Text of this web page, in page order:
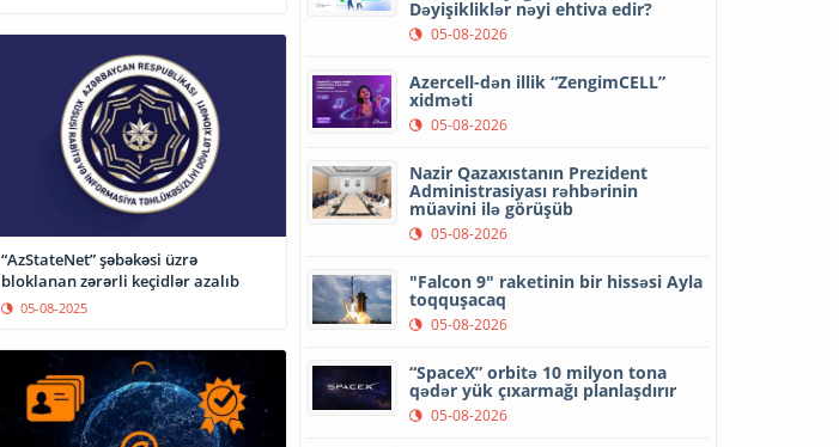
“AzStateNet” şəbəkəsi üzrə
bloklanan zərərli keçidlər azalıb
05-08-2025
Dəyişikliklər nəyi ehtiva edir?
05-08-2026
Azercell-dən illik “ZengimCELL”
xidməti
05-08-2026
Nazir Qazaxıstanın Prezident
Administrasiyası rəhbərinin
müavini ilə görüşüb
05-08-2026
"Falcon 9" raketinin bir hissəsi Ayla
toqquşacaq
05-08-2026
“SpaceX” orbitə 10 milyon tona
qədər yük çıxarmağı planlaşdırır
05-08-2026